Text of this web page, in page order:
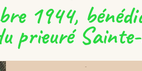
1944,
prieuré